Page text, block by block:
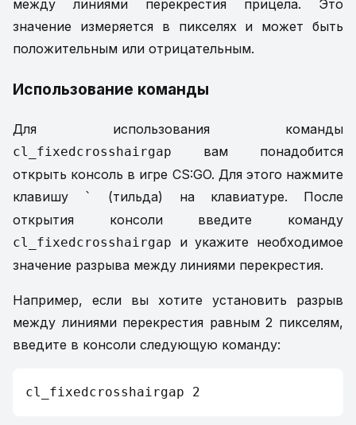
между линиями перекрестия прицела. Это
значение измеряется в пикселях и может быть
положительным или отрицательным.
Использование команды
Для использования команды
cl_fixedcrosshairgap вам понадобится
открыть консоль в игре CS:GO. Для этого нажмите
клавишу
`
(тильда) на клавиатуре. После
открытия консоли введите команду
cl_fixedcrosshairgap и укажите необходимое
значение разрыва между линиями перекрестия.
Например, если вы хотите установить разрыв
между линиями перекрестия равным 2 пикселям,
введите в консоли следующую команду:
cl_fixedcrosshairgap 2